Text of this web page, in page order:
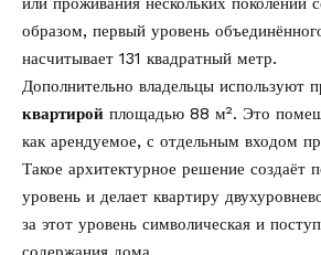
образом, первый уровень
насчитывает 131 квадратный метр.
Дополнительно владельцы используют
квартирой площадью 88 м². Это
как арендуемое, с отдельным входом
Такое архитектурное решение создаёт
уровень и делает квартиру
за этот уровень символическая и